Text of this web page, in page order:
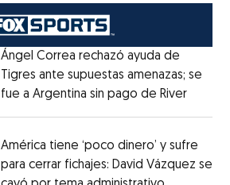
Ángel Correa rechazó ayuda de
Tigres ante supuestas amenazas; se
fue a Argentina sin pago de RiverOpens
América tiene ‘poco dinero’ y sufre
para cerrar fichajes: David Vázquez se